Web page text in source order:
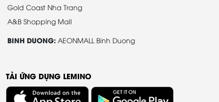
Gold Coast Nha Trang
A&B Shopping Mall
BINH DUONG: AEONMALL Binh Duong
TẢI ỨNG DỤNG LEMINO